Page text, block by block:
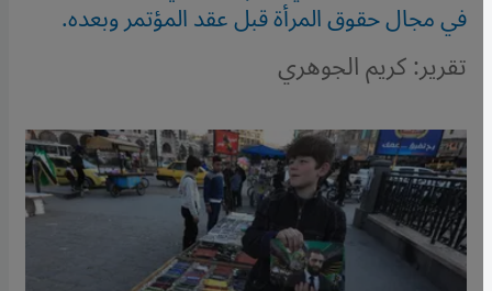
في مجال حقوق المرأة قبل عقد المؤتمر وبعده.
تقرير: كريم الجوهري